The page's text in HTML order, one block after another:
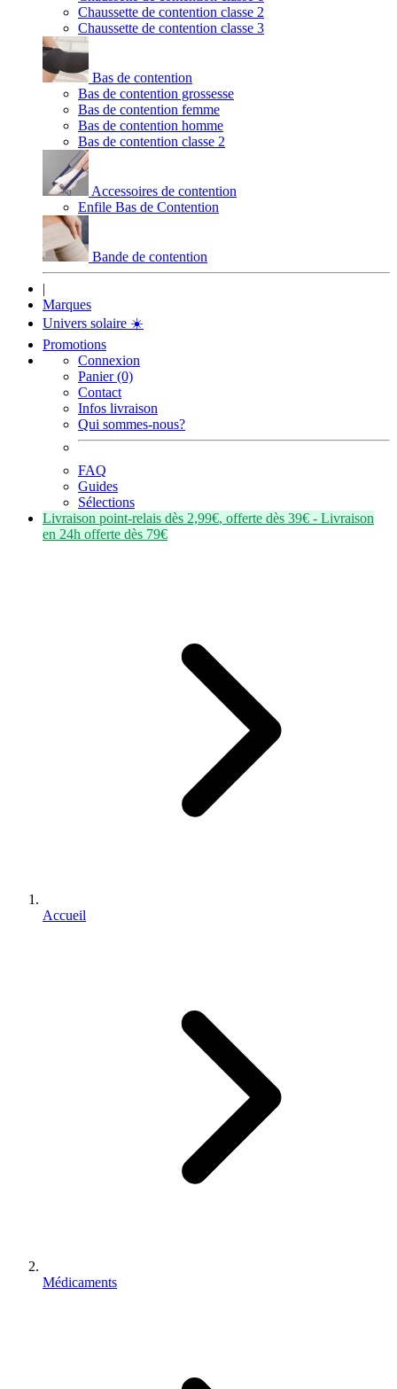
Chaussette de contention classe 2
Chaussette de contention classe 3
Bas de contention
Bas de contention grossesse
Bas de contention femme
Bas de contention homme
Bas de contention classe 2
Accessoires de contention
Enfile Bas de Contention
Bande de contention
|
Marques
Univers solaire ☀️
Promotions
Connexion
Panier (0)
Contact
Infos livraison
Qui sommes-nous?
FAQ
Guides
Sélections
Livraison point-relais dès 2,99€, offerte dès 39€ - Livraison
en 24h offerte dès 79€
Accueil
Médicaments